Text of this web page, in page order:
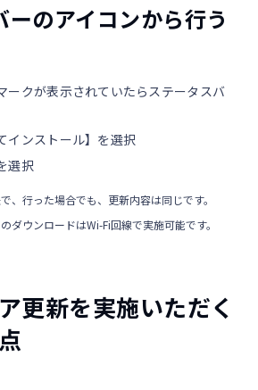
ーのアイコンから行う
ークが表示されていたらステータスバ
インストール】を選択
選択
、行った場合でも、更新内容は同じです。
ダウンロードはWi-Fi回線で実施可能です。
更新を実施いただく